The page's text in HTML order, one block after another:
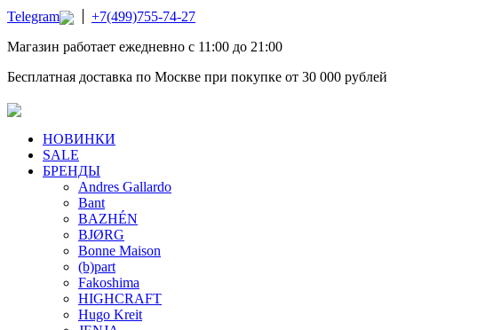
Telegram
+7(499)755-74-27
Магазин работает ежедневно с 11:00 до 21:00
Бесплатная доставка по Москве при покупке от 30 000 рублей
НОВИНКИ
SALE
БРЕНДЫ
Andres Gallardo
Bant
BAZHÉN
BJØRG
Bonne Maison
(b)part
Fakoshima
HIGHCRAFT
Hugo Kreit